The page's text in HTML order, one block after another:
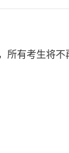
有考生将